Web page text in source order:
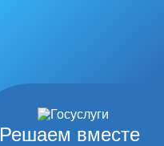
Решаем вместе